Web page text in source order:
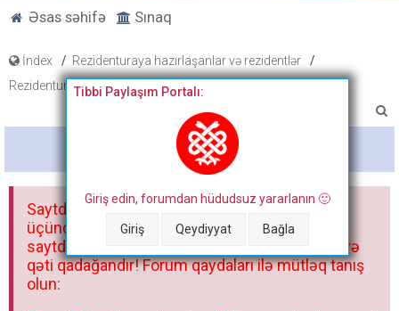
Əsas səhifə Sınaq
İndex
Rezidenturaya hazırlaşanlar və rezidentlər
Rezidentura hazırlıq materialları
a
Bitdi
Tibbi Paylaşım Portalı:
Giriş edin, forumdan hüdudsuz yararlanın 🙂
Giriş Qeydiyyat Bağla
Saytdakı materiallar yalnız fərdi istifadəniz
üçündür. Materialları istisnasız heç bir qrupda,
saytda və sosial şəbəkədə paylaşmaq olmaz və
qəti qadağandır! Forum qaydaları ilə mütləq tanış
olun: